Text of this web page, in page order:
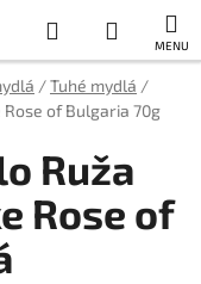
Hľadať
KOŠÍK
/Tuhé mydlá /
of Bulgaria 70g
Ruža
Rose of